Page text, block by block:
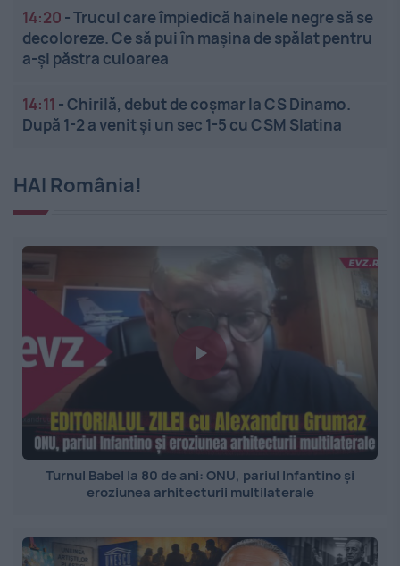
14:20 -Trucul care împiedică hainele negre să se
decoloreze. Ce să pui în mașina de spălat pentru
a-și păstra culoarea
14:11 -Chirilă, debut de coșmar la CS Dinamo.
După 1-2 a venit și un sec 1-5 cu CSM Slatina
HAI România!
Turnul Babel la 80 de ani: ONU, pariul Infantino și
eroziunea arhitecturii multilaterale